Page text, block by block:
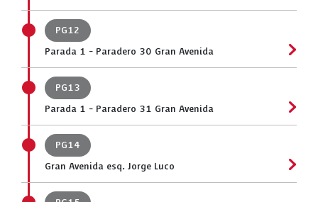
PG12
Parada 1 - Paradero 30 Gran Avenida
PG13
Parada 1 - Paradero 31 Gran Avenida
PG14
Gran Avenida esq. Jorge Luco